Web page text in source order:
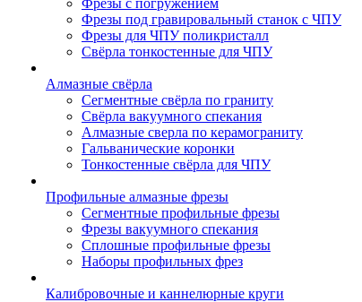
Фрезы с погружением
Фрезы под гравировальный станок с ЧПУ
Фрезы для ЧПУ поликристалл
Свёрла тонкостенные для ЧПУ
Алмазные свёрла
Сегментные свёрла по граниту
Свёрла вакуумного спекания
Алмазные сверла по керамограниту
Гальванические коронки
Тонкостенные свёрла для ЧПУ
Профильные алмазные фрезы
Сегментные профильные фрезы
Фрезы вакуумного спекания
Сплошные профильные фрезы
Наборы профильных фрез
Калибровочные и каннелюрные круги